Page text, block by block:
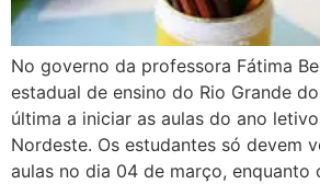
No governo da professora Fátima
estadual de ensino do Rio Grande
última a iniciar as aulas do ano
Nordeste. Os estudantes só devem
aulas no dia 04 de março, enquanto